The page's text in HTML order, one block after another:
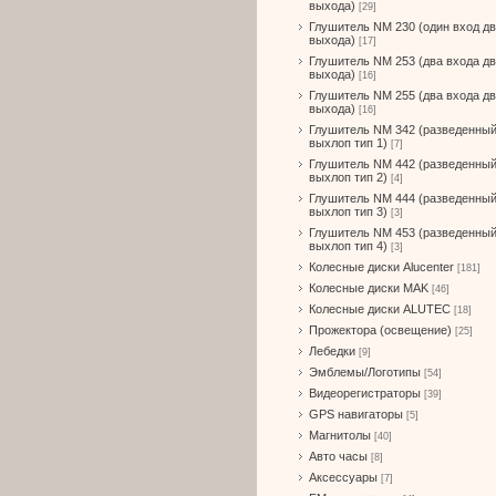
выхода) [29]
Глушитель NM 230 (один вход
выхода) [17]
Глушитель NM 253 (два входа
выхода) [16]
Глушитель NM 255 (два входа
выхода) [16]
Глушитель NM 342 (разведенный
выхлоп тип 1) [7]
Глушитель NM 442 (разведенный
выхлоп тип 2) [4]
Глушитель NM 444 (разведенный
выхлоп тип 3) [3]
Глушитель NM 453 (разведенный
выхлоп тип 4) [3]
Колесные диски Alucenter [181]
Колесные диски MAK [46]
Колесные диски ALUTEC [18]
Прожектора (освещение) [25]
Лебедки [9]
Эмблемы/Логотипы [54]
Видеорегистраторы [39]
GPS навигаторы [5]
Магнитолы [40]
Авто часы [8]
Аксессуары [7]